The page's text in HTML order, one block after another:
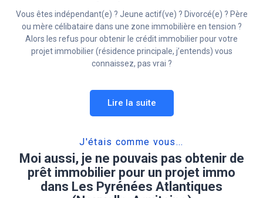
Vous êtes indépendant(e) ? Jeune actif(ve) ? Divorcé(e) ? Père
ou mère célibataire dans une zone immobilière en tension ?
Alors les refus pour obtenir le crédit immobilier pour votre
projet immobilier (résidence principale, j’entends) vous
connaissez, pas vrai ?
Lire la suite
J'étais comme vous...
Moi aussi, je ne pouvais pas obtenir de
prêt immobilier pour un projet immo
dans Les Pyrénées Atlantiques